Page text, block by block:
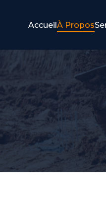
AccueilÀ Propos